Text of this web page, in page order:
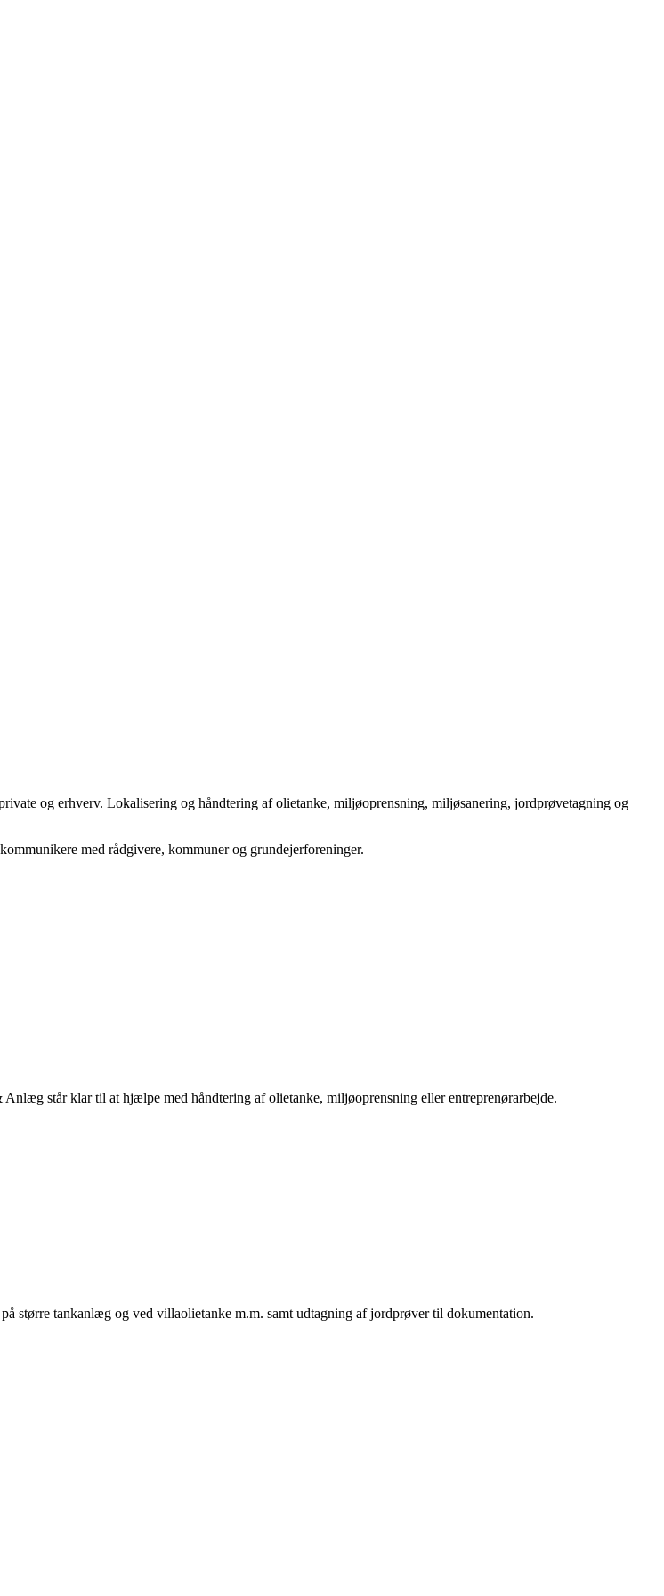
og erhverv. Lokalisering og håndtering af olietanke, miljøoprensning, miljøsanering, jordprøvetagning og
med rådgivere, kommuner og grundejerforeninger.
står klar til at hjælpe med håndtering af olietanke, miljøoprensning eller entreprenørarbejde.
større tankanlæg og ved villaolietanke m.m. samt udtagning af jordprøver til dokumentation.